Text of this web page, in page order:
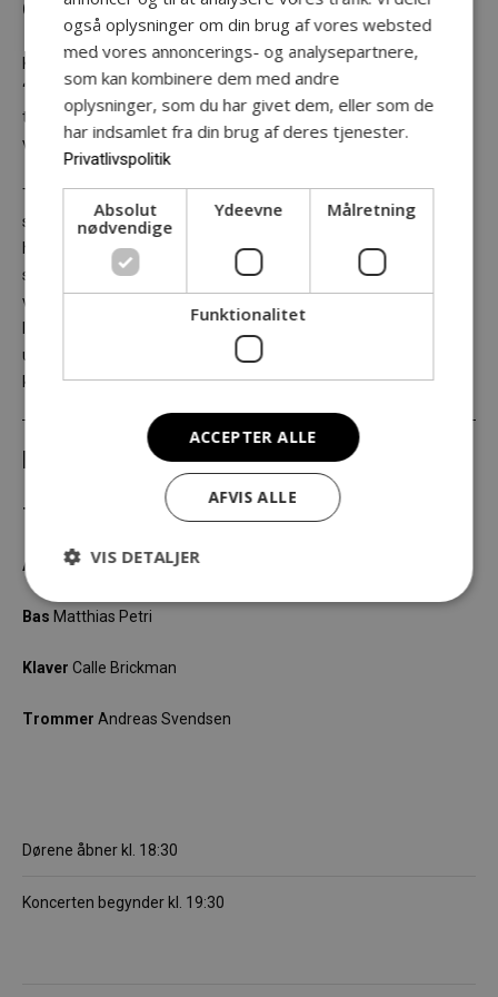
OM KONCERTER I KULISSEN
Koncerten er en del af Momentums tværæstetiske koncept
“Koncerter i kulissen”, hvor musik møder andre kunstformer i et
tæt samarbejde mellem f.eks. dans, scenografi, lys, visuelle
virkemidler og de optrædende.
Til denne koncert vil det være Martin Mørk fra InterArt, som
skaber de visuelle oplevelser, der gør koncerten på Momentum
helt unik. Som art-tekniker omsætter han musik, lys og
scenografi til et levende, sanseligt univers, hvor lyd og visuelle
virkemidler smelter sammen. Publikum kan forvente dynamiske
understøtter musikken og skaber en intim og mindeværdig
koncertoplevelse.
MEDLEMMER
Trumpet
Alto saxOilly Wallace
Bas Matthias Petri
Klaver Calle Brickman
Trommer Andreas Svendsen
Dørene åbner kl. 18:30
Koncerten begynder kl. 19:30
også oplysninger om din brug af vores websted
med vores annoncerings- og analysepartnere,
som kan kombinere dem med andre
oplysninger, som du har givet dem, eller som de
har indsamlet fra din brug af deres tjenester.
Privatlivspolitik
Absolut
nødvendige
Ydeevne Målretning
Funktionalitet
ACCEPTER ALLE
AFVIS ALLE
VIS DETALJER